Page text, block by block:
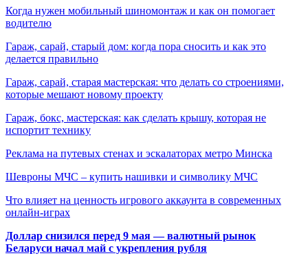
Когда нужен мобильный шиномонтаж и как он помогает
водителю
Гараж, сарай, старый дом: когда пора сносить и как это
делается правильно
Гараж, сарай, старая мастерская: что делать со строениями,
которые мешают новому проекту
Гараж, бокс, мастерская: как сделать крышу, которая не
испортит технику
Реклама на путевых стенах и эскалаторах метро Минска
Шевроны МЧС – купить нашивки и символику МЧС
Что влияет на ценность игрового аккаунта в современных
онлайн-играх
Доллар снизился перед 9 мая — валютный рынок
Беларуси начал май с укрепления рубля